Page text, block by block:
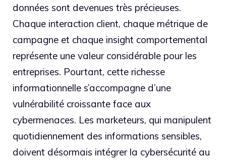
données sont devenues très précieuses.
Chaque interaction client, chaque métrique de
campagne et chaque insight comportemental
représente une valeur considérable pour les
entreprises. Pourtant, cette richesse
informationnelle s’accompagne d’une
vulnérabilité croissante face aux
cybermenaces. Les marketeurs, qui manipulent
quotidiennement des informations sensibles,
doivent désormais intégrer la cybersécurité au